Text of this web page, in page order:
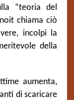
“teoria del
chiama ciò
incolpi la
della
aumenta,
di scaricare